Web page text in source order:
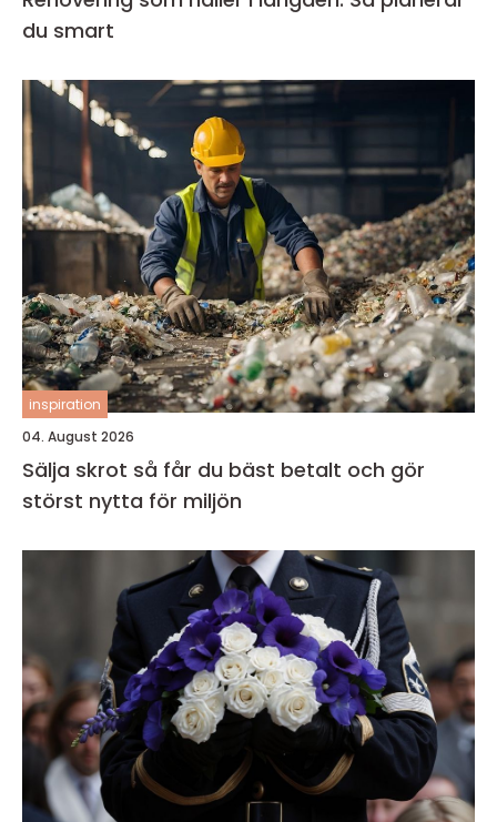
du smart
inspiration
04. August 2026
Sälja skrot så får du bäst betalt och gör
störst nytta för miljön